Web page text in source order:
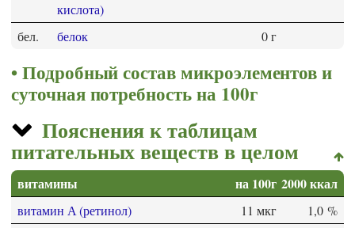
кислота)
бел. белок 0 г
Подробный состав микроэлементов и
суточная потребность на 100г
Пояснения к таблицам
питательных веществ в целом
витамины на 100г 2000 ккал
витамин А (ретинол) 11 мкг
1,0 %